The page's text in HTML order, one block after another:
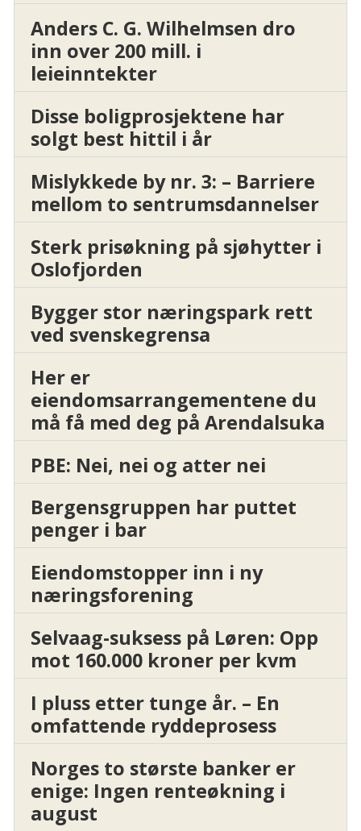
Anders C. G. Wilhelmsen dro
inn over 200 mill. i
leieinntekter
Disse boligprosjektene har
solgt best hittil i år
Mislykkede by nr. 3: – Barriere
mellom to sentrumsdannelser
Sterk prisøkning på sjøhytter i
Oslofjorden
Bygger stor næringspark rett
ved svenskegrensa
Her er
eiendomsarrangementene du
må få med deg på Arendalsuka
PBE: Nei, nei og atter nei
Bergensgruppen har puttet
penger i bar
Eiendomstopper inn i ny
næringsforening
Selvaag-suksess på Løren: Opp
mot 160.000 kroner per kvm
I pluss etter tunge år. – En
omfattende ryddeprosess
Norges to største banker er
enige: Ingen renteøkning i
august